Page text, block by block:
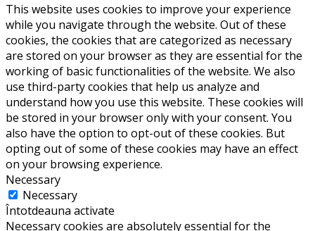
This website uses cookies to improve your experience
while you navigate through the website. Out of these
cookies, the cookies that are categorized as necessary
are stored on your browser as they are essential for the
working of basic functionalities of the website. We also
use third-party cookies that help us analyze and
understand how you use this website. These cookies will
be stored in your browser only with your consent. You
also have the option to opt-out of these cookies. But
opting out of some of these cookies may have an effect
on your browsing experience.
Necessary
Necessary
Întotdeauna activate
Necessary cookies are absolutely essential for the